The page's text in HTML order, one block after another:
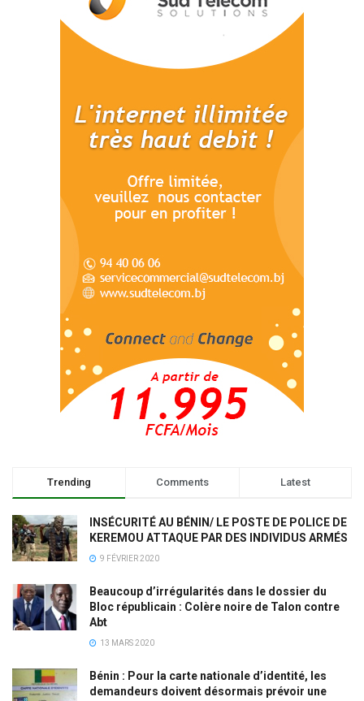
Trending Comments Latest
INSÉCURITÉ AU BÉNIN/ LE POSTE DE POLICE DE
KEREMOU ATTAQUE PAR DES INDIVIDUS ARMÉS
9 FÉVRIER 2020
Beaucoup d’irrégularités dans le dossier du
Bloc républicain : Colère noire de Talon contre
Abt
13 MARS 2020
Bénin : Pour la carte nationale d’identité, les
demandeurs doivent désormais prévoir une